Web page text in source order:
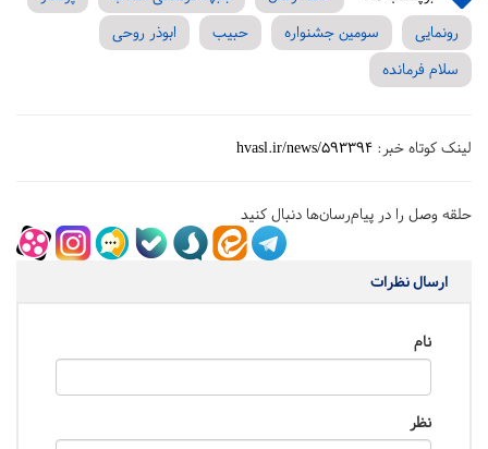
رونمایی
سومین جشنواره حبیب
ابوذر روحی
سلام فرمانده
لینک کوتاه خبر: hvasl.ir/news/593394
حلقه وصل را در پیام‌رسان‌ها دنبال کنید
ارسال نظرات
نام
نظر